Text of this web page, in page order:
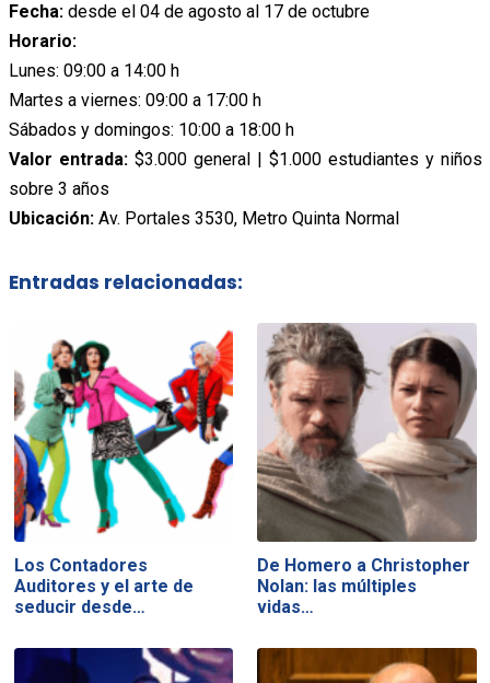
Fecha:desde el 04 de agosto al 17 de octubre
Horario:
Lunes: 09:00 a 14:00 h
Martes a viernes: 09:00 a 17:00 h
Sábados y domingos: 10:00 a 18:00 h
Valor entrada: $3.000 general | $1.000 estudiantes y niños
sobre 3 años
Ubicación:Av. Portales 3530, Metro Quinta Normal
Entradas relacionadas:
Los Contadores
Auditores y el arte de
seducir desde…
De Homero a Christopher
Nolan: las múltiples
vidas…